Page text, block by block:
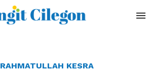
RAHMATULLAH KESRA